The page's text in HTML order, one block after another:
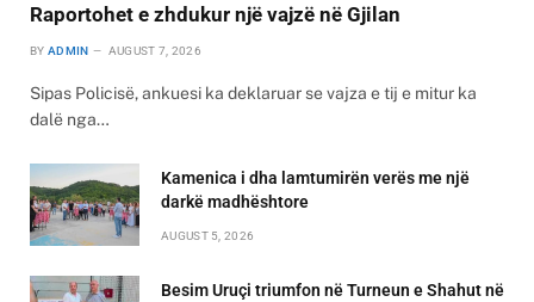
Raportohet e zhdukur një vajzë në Gjilan
BY ADMIN AUGUST 7, 2026
Sipas Policisë, ankuesi ka deklaruar se vajza e tij e mitur ka
dalë nga…
Kamenica i dha lamtumirën verës me një
darkë madhështore
AUGUST 5, 2026
Besim Uruçi triumfon në Turneun e Shahut në